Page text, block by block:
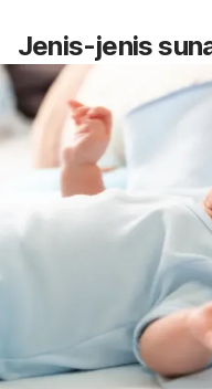
Jenis-jenis